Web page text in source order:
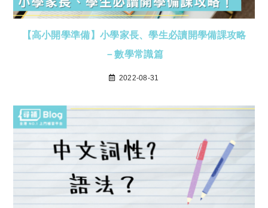
【高小開學準備】小學家長、學生必讀開學備課攻略
－數學常識篇
2022-08-31